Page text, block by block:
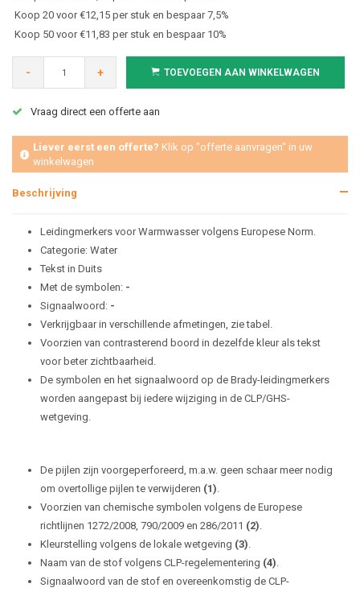
Koop 20 voor €12,15 per stuk en bespaar 7,5%
Koop 50 voor €11,83 per stuk en bespaar 10%
- + TOEVOEGEN AAN WINKELWAGEN
Vraag direct een offerte aan
Liever eerst een offerte? Klik op "offerte aanvragen" in uw
winkelwagen
Beschrijving
Leidingmerkers voor Warmwasser volgens Europese Norm.
Categorie: Water
Tekst in Duits
Met de symbolen: -
Signaalwoord: -
Verkrijgbaar in verschillende afmetingen, zie tabel.
Voorzien van contrasterend boord in dezelfde kleur als tekst
voor beter zichtbaarheid.
De symbolen en het signaalwoord op de Brady-leidingmerkers
worden aangepast bij iedere wijziging in de CLP/GHS-
wetgeving.
De pijlen zijn voorgeperforeerd, m.a.w. geen schaar meer nodig
om overtollige pijlen te verwijderen (1).
Voorzien van chemische symbolen volgens de Europese
richtlijnen 1272/2008, 790/2009 en 286/2011 (2).
Kleurstelling volgens de lokale wetgeving (3).
Naam van de stof volgens CLP-regelementering (4).
Signaalwoord van de stof en overeenkomstig de CLP-